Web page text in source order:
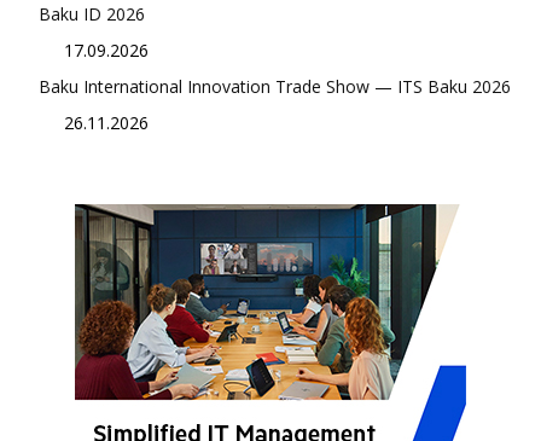
Baku ID 2026
17.09.2026
Baku International Innovation Trade Show — ITS Baku 2026
26.11.2026